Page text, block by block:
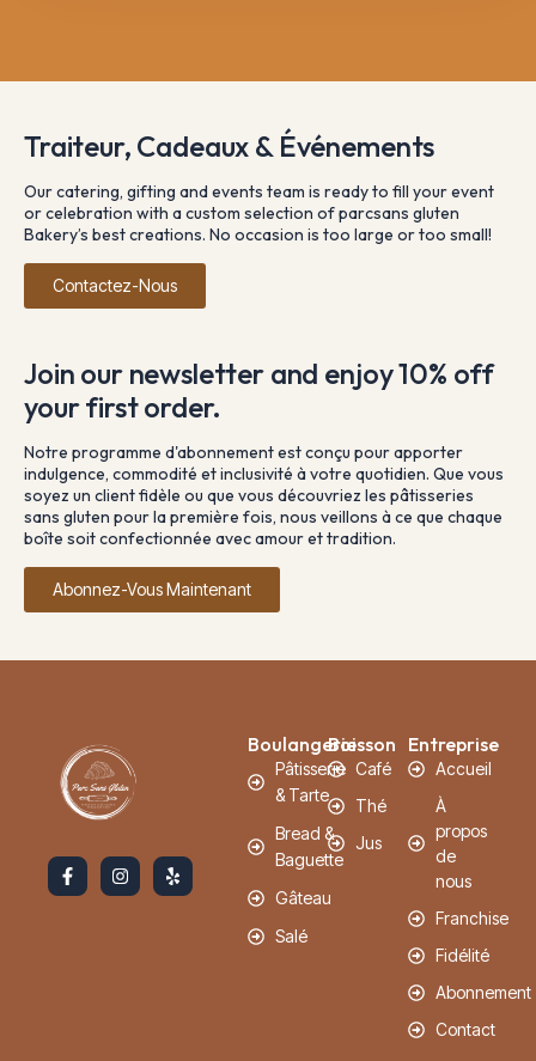
Traiteur, Cadeaux & Événements
Our catering, gifting and events team is ready to fill your event
or celebration with a custom selection of parcsans gluten
Bakery’s best creations. No occasion is too large or too small!
Contactez-Nous
Join our newsletter and enjoy 10% off
your first order.
Notre programme d'abonnement est conçu pour apporter
indulgence, commodité et inclusivité à votre quotidien. Que vous
soyez un client fidèle ou que vous découvriez les pâtisseries
sans gluten pour la première fois, nous veillons à ce que chaque
boîte soit confectionnée avec amour et tradition.
Abonnez-Vous Maintenant
Boulangerie
Pâtisserie
& Tarte
Bread &
Baguette
Gâteau
Salé
Boisson
Café
Thé
Jus
Entreprise
Accueil
À
propos
de
nous
Franchise
Fidélité
Abonnement
Contact